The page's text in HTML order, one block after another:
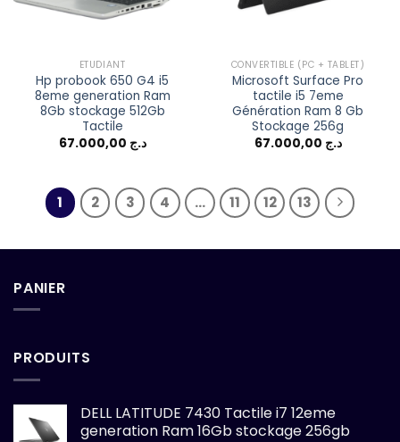
ETUDIANT
Hp probook 650 G4 i5
8eme generation Ram
8Gb stockage 512Gb
Tactile
د.ج
CONVERTIBLE (PC + TABLET)
Microsoft Surface Pro
tactile i5 7eme
Génération Ram 8 Gb
Stockage 256g
د.ج
1 2 3 4 … 11 12 13
PANIER
PRODUITS
DELL LATITUDE 7430 Tactile i7 12eme
generation Ram 16Gb stockage 256gb